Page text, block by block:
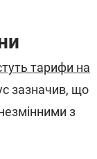
тарифи на
зазначив, що
з